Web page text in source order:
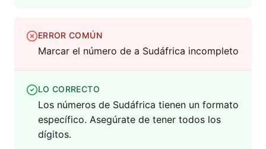
ERROR COMÚN
Marcar el número de a Sudáfrica incompleto
LO CORRECTO
Los números de Sudáfrica tienen un formato
específico. Asegúrate de tener todos los
dígitos.